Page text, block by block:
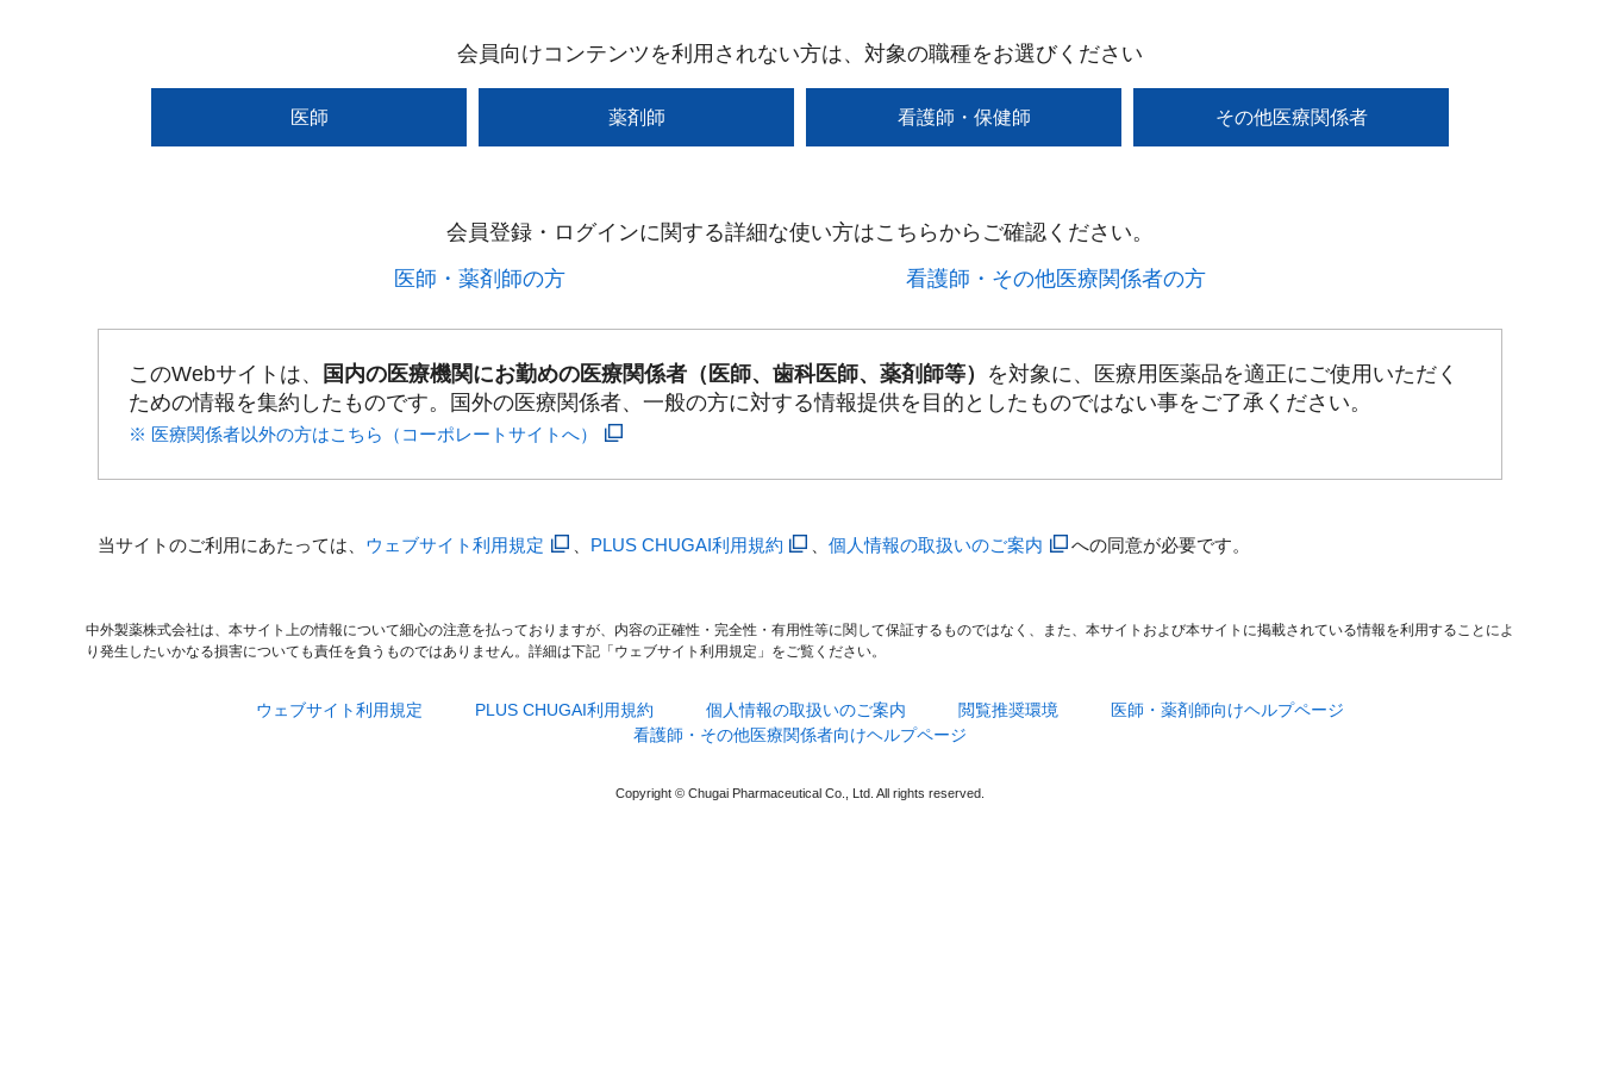
会員向けコンテンツを利用されない方は、対象の職種をお選びください
医師 薬剤師 看護師・保健師 その他医療関係者
会員登録・ログインに関する詳細な使い方はこちらからご確認ください。​
医師・薬剤師の方​
看護師・その他医療関係者の方​
このWebサイトは、 国内の医療機関にお勤めの医療関係者（医師、歯科医師、薬剤師等） を対象に、医療用医薬品を適正にご使用いただく
ための情報を集約したものです。国外の医療関係者、一般の方に対する情報提供を目的としたものではない事をご了承ください。
※ 医療関係者以外の方はこちら（コーポレートサイトへ）
当サイトのご利用にあたっては、 ウェブサイト利用規定 PLUS CHUGAI利用規約 、個人情報の取扱いのご案内 への同意が必要です。
中外製薬株式会社は、本サイト上の情報について細心の注意を払っておりますが、内容の正確性・完全性・有用性等に関して保証するものではなく、また、本サイトおよび本サイトに掲載されている情報を利用することによ
り発生したいかなる損害についても責任を負うものではありません。詳細は下記「ウェブサイト利用規定」をご覧ください。
ウェブサイト利用規定 PLUS CHUGAI利用規約 個人情報の取扱いのご案内 閲覧推奨環境
医師・薬剤師向けヘルプページ
看護師・その他医療関係者向けヘルプページ
Copyright © Chugai Pharmaceutical Co., Ltd. All rights reserved.